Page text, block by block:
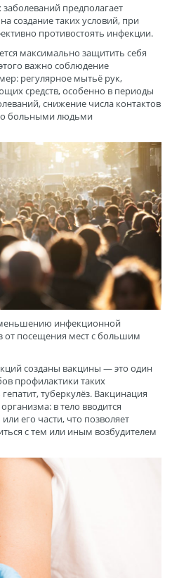
предполагает
создание таких условий, при
противостоять инфекции.
максимально защитить себя
важно соблюдение
регулярное мытьё рук,
средств, особенно в периоды
снижение числа контактов
больными людьми
инфекционной
от посещения мест с большим
созданы вакцины — это один
профилактики таких
туберкулёз. Вакцинация
в тело вводится
его части, что позволяет
с тем или иным возбудителем